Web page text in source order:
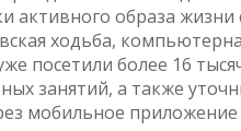
активного образа
ходьба,
посетили более 16
занятий, а также
мобильное приложение